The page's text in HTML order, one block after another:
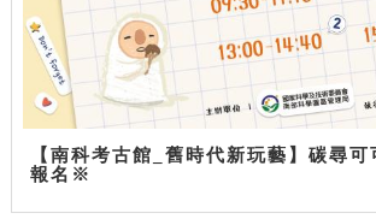
【南科考古館_舊時代新玩藝】碳尋
報名※